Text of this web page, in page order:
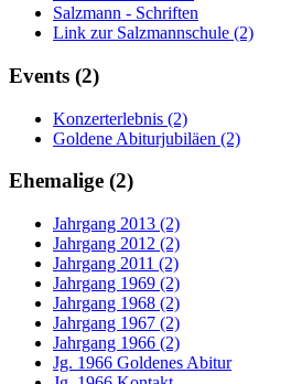
Salzmann - Schriften
Link zur Salzmannschule (2)
Events (2)
Konzerterlebnis (2)
Goldene Abiturjubiläen (2)
Ehemalige (2)
Jahrgang 2013 (2)
Jahrgang 2012 (2)
Jahrgang 2011 (2)
Jahrgang 1969 (2)
Jahrgang 1968 (2)
Jahrgang 1967 (2)
Jahrgang 1966 (2)
Jg. 1966 Goldenes Abitur